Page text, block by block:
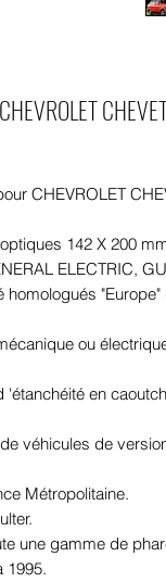
CHEVROLET
142 X 200
ELECTRIC,
ou
en
véhicules de
Métropolitaine.
une gamme de
1995.